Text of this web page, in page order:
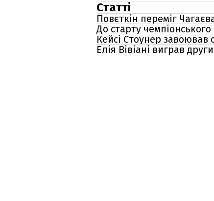
Статті
Повєткін переміг
До старту
Кейсі Стоунер завоював
Елія Вівіані виграв